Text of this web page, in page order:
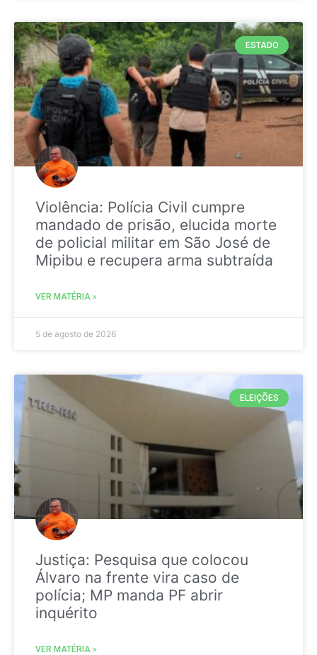
ESTADO
Violência: Polícia Civil cumpre
mandado de prisão, elucida morte
de policial militar em São José de
Mipibu e recupera arma subtraída
VER MATÉRIA »
5 de agosto de 2026
ELEIÇÕES
Justiça: Pesquisa que colocou
Álvaro na frente vira caso de
polícia; MP manda PF abrir
inquérito
VER MATÉRIA »